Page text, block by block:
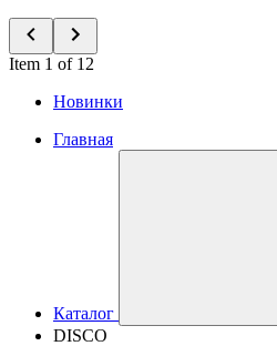
Item 1 of 12
Новинки
Главная
Каталог
DISCO